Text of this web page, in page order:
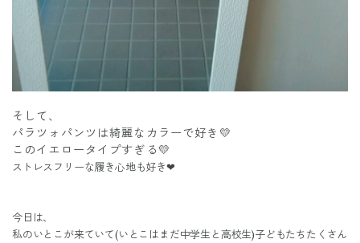
そして、
パラツォパンツは綺麗なカラーで好き💛
このイエロータイプすぎる💛
ストレスフリーな履き心地も好き❤
今日は、
私のいとこが来ていて(いとこはまだ中学生と高校生)子どもたちたくさん